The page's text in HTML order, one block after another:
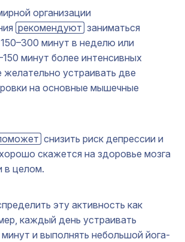
организации
рекомендуют заниматься
минут в неделю или
минут более интенсивных
желательно устраивать две
на основные мышечные
снизить риск депрессии и
скажется на здоровье мозга
в целом.
эту активность как
каждый день устраивать
минут и выполнять небольшой йога-